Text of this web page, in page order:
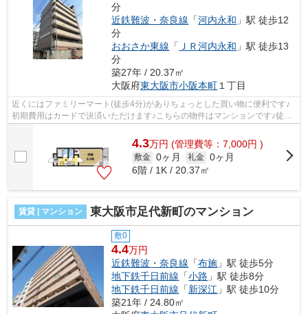
分
近鉄難波・奈良線 「河内永和 」駅 徒歩12
分
おおさか東線 「 ＪＲ河内永和 」駅 徒歩13
分
築27年 / 20.37㎡
大阪府東大阪市小阪本町 １丁目
近くにはファミリーマート(徒歩4分)がありちょっとした買い物に便利です♪
初期費用はカードで決済いただけます♪こちらの物件はマンションです♪徒歩
5分に駅がある物件です♪不動産物件を...
4.3万円 (管理費等：7,000円 )
敷金 0ヶ月 礼金 0ヶ月
6階 / 1K / 20.37㎡
賃貸 | マンション 東大阪市足代新町のマンション
敷0
4.4万円
近鉄難波・奈良線 「布施 」駅 徒歩5分
地下鉄千日前線 「小路 」駅 徒歩8分
地下鉄千日前線 「新深江 」駅 徒歩10分
築21年 / 24.80㎡